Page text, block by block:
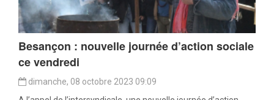
Besançon : nouvelle journée d’action sociale
ce vendredi
dimanche, 08 octobre 2023 09:09